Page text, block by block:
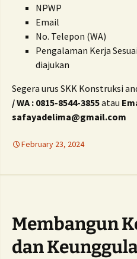
NPWP
Email
No. Telepon (WA)
Pengalaman Kerja
diajukan
Segera urus SKK Konstruksi
/ WA : 0815-8544-3855atau
safayadelima@gmail.com
February 23, 2024
Membangun
dan